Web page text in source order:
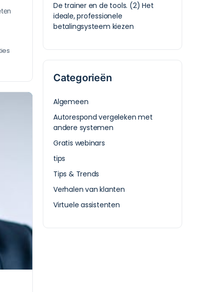
De trainer en de tools. (2) Het
ideale, professionele
betalingsysteem kiezen
Categorieën
Algemeen
Autorespond vergeleken met
andere systemen
Gratis webinars
tips
Tips & Trends
Verhalen van klanten
Virtuele assistenten